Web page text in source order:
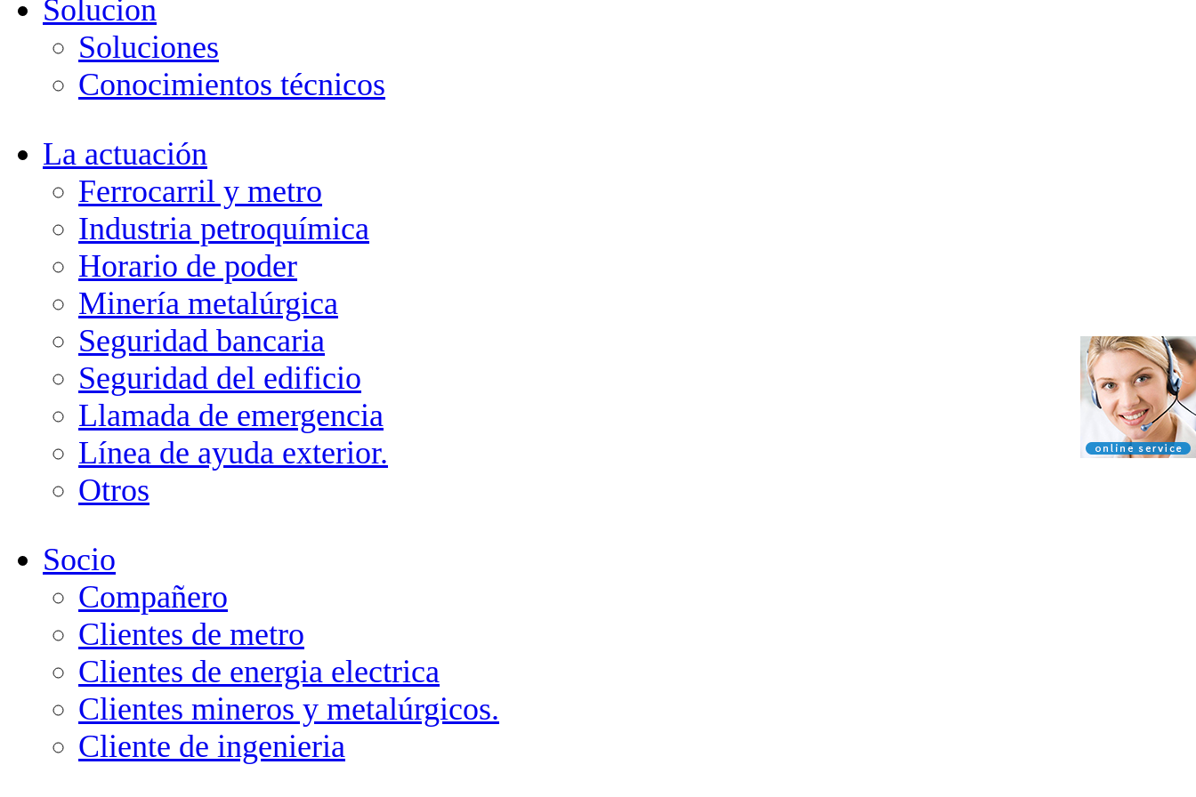
Solucion
Soluciones
Conocimientos técnicos
La actuación
Ferrocarril y metro
Industria petroquímica
Horario de poder
Minería metalúrgica
Seguridad bancaria
Seguridad del edificio
Llamada de emergencia
Línea de ayuda exterior.
Otros
Socio
Compañero
Clientes de metro
Clientes de energia electrica
Clientes mineros y metalúrgicos.
Cliente de ingenieria